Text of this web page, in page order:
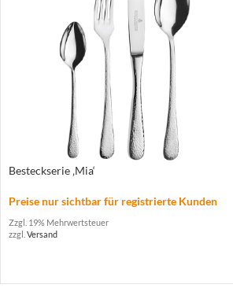
Besteckserie ‚Mia‘
Preise nur sichtbar für registrierte Kunden
Zzgl. 19% Mehrwertsteuer
zzgl. Versand